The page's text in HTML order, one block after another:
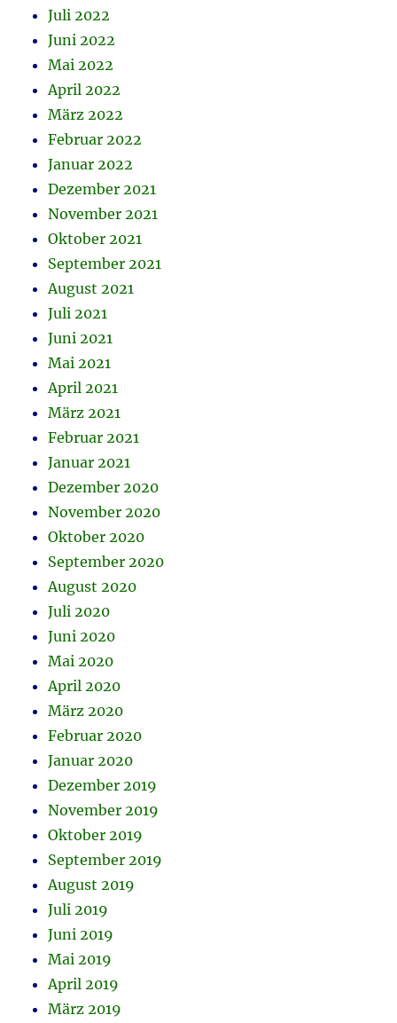
Juli 2022
Juni 2022
Mai 2022
April 2022
März 2022
Februar 2022
Januar 2022
Dezember 2021
November 2021
Oktober 2021
September 2021
August 2021
Juli 2021
Juni 2021
Mai 2021
April 2021
März 2021
Februar 2021
Januar 2021
Dezember 2020
November 2020
Oktober 2020
September 2020
August 2020
Juli 2020
Juni 2020
Mai 2020
April 2020
März 2020
Februar 2020
Januar 2020
Dezember 2019
November 2019
Oktober 2019
September 2019
August 2019
Juli 2019
Juni 2019
Mai 2019
April 2019
März 2019